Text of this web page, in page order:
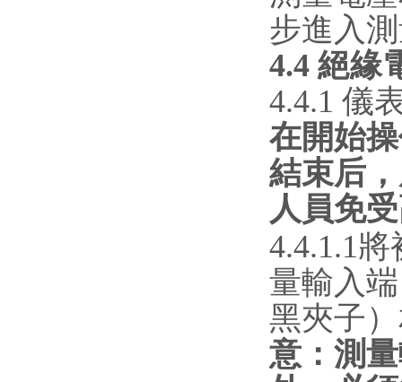
步進入
4.4 絕緣
4.4.1 儀
在開始
結束后
人員免
4.4.1.1
量輸入
黑夾子
意：測